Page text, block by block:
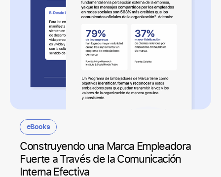
eBooks
Construyendo una Marca Empleadora
Fuerte a Través de la Comunicación
Interna Efectiva